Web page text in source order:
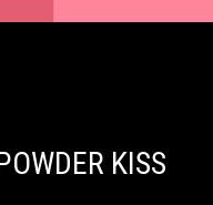
KISS